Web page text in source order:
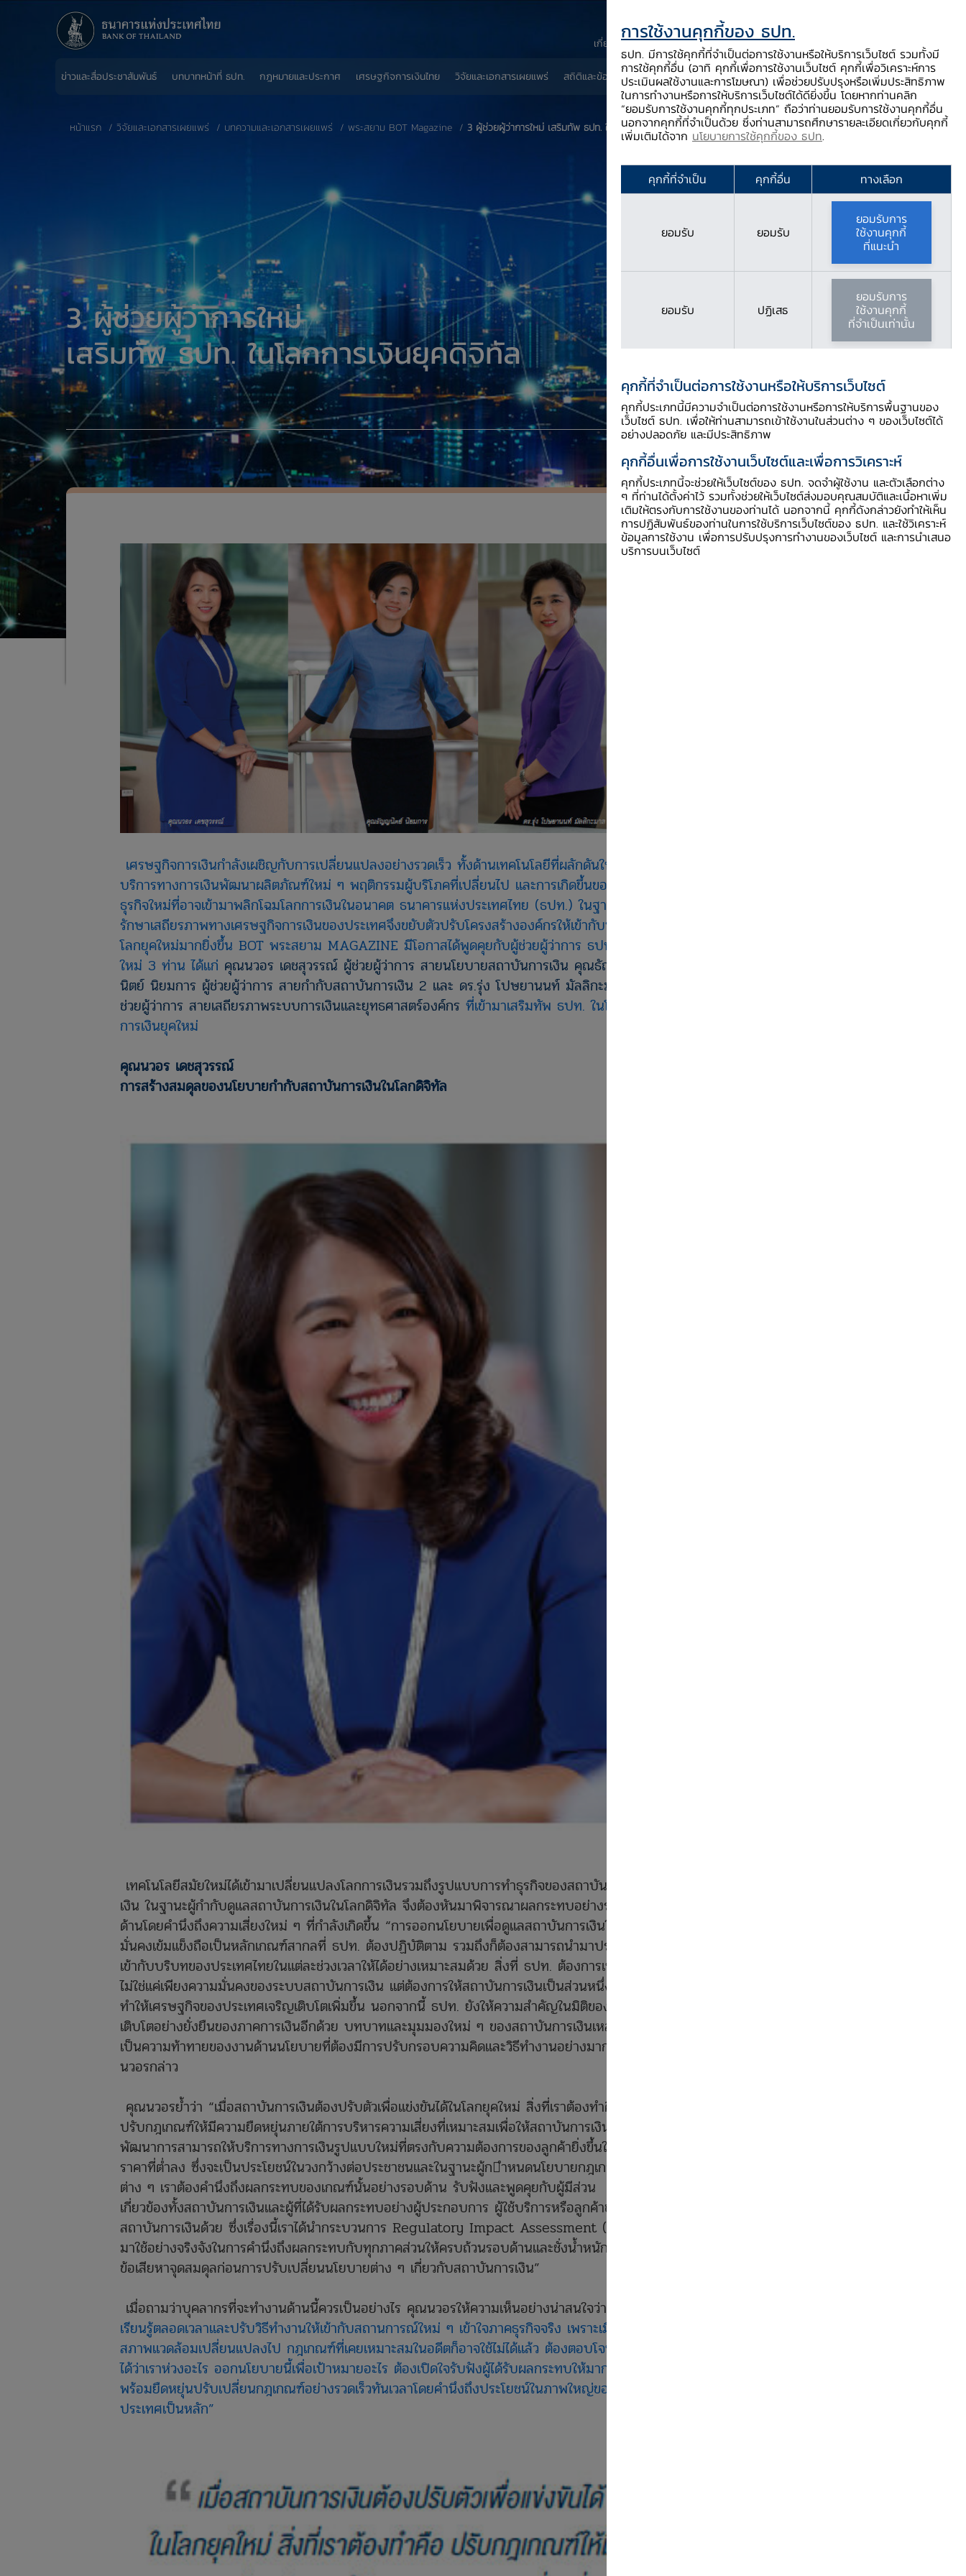
ข่าวและสื่อประชาสัมพันธ์ บทบาทหน้าที่ ธปท. กฎหมายและประกาศ เศรษฐกิจการเงินไทย วิจัยและเอกสารเผยแพร่ สถิติและข้อมูลเผยแพร่ บริการจาก ธปท. นวัตกรรมภาคการเงิน สตางค์ Story
เกี่ยวกับ ธปท. ติดต่อเรา ช่วยเหลือ / ร้องเรียน EN
หน้าแรก วิจัยและเอกสารเผยแพร่ บทความและเอกสารเผยแพร่ พระสยาม BOT Magazine 3 ผู้ช่วยผู้ว่าการใหม่ เสริมทัพ ธปท. ในโลกการเงินยุคดิจิทัล
3 ผู้ช่วยผู้ว่าการใหม่
เสริมทัพ ธปท. ในโลกการเงินยุคดิจิทัล
เศรษฐกิจการเงินกำลังเผชิญกับการเปลี่ยนแปลงอย่างรวดเร็ว ทั้งด้านเทคโนโลยีที่ผลักดันให้ผู้ให้
บริการทางการเงินพัฒนาผลิตภัณฑ์ใหม่ ๆ พฤติกรรมผู้บริโภคที่เปลี่ยนไป และการเกิดขึ้นของ
ธุรกิจใหม่ที่อาจเข้ามาพลิกโฉมโลกการเงินในอนาคต ธนาคารแห่งประเทศไทย (ธปท.) ในฐานะผู้
รักษาเสถียรภาพทางเศรษฐกิจการเงินของประเทศจึงขยับตัวปรับโครงสร้างองค์กรให้เข้ากับบริบท
โลกยุคใหม่มากยิ่งขึ้น BOT พระสยาม MAGAZINE มีโอกาสได้พูดคุยกับผู้ช่วยผู้ว่าการ ธปท.
ใหม่ 3 ท่าน ได้แก่ คุณนวอร เดชสุวรรณ์ ผู้ช่วยผู้ว่าการ สายนโยบายสถาบันการเงิน คุณธัญญ
นิตย์ นิยมการ ผู้ช่วยผู้ว่าการ สายกำกับสถาบันการเงิน 2 และ ดร.รุ่ง โปษยานนท์ มัลลิกะมาส ผู้
ช่วยผู้ว่าการ สายเสถียรภาพระบบการเงินและยุทธศาสตร์องค์กร ที่เข้ามาเสริมทัพ ธปท. ในโลก
การเงินยุคใหม่
คุณนวอร เดชสุวรรณ์
การสร้างสมดุลของนโยบายกำกับสถาบันการเงินในโลกดิจิทัล
​ เทคโนโลยีสมัยใหม่ได้เข้ามาเปลี่ยนแปลงโลกการเงินรวมถึงรูปแบบการทำธุรกิจของสถาบันการ
เงิน ในฐานะผู้กำกับดูแลสถาบันการเงินในโลกดิจิทัล จึงต้องหันมาพิจารณาผลกระทบอย่างรอบ
ด้านโดยคำนึงถึงความเสี่ยงใหม่ ๆ ที่กำลังเกิดขึ้น “การออกนโยบายเพื่อดูแลสถาบันการเงินให้
มั่นคงเข้มแข็งถือเป็นหลักเกณฑ์สากลที่ ธปท. ต้องปฏิบัติตาม รวมถึงก็ต้องสามารถนำมาประยุกต์
เข้ากับบริบทของประเทศไทยในแต่ละช่วงเวลาให้ได้อย่างเหมาะสมด้วย สิ่งที่ ธปท. ต้องการเห็น
ไม่ใช่แค่เพียงความมั่นคงของระบบสถาบันการเงิน แต่ต้องการให้สถาบันการเงินเป็นส่วนหนึ่งที่
ทำให้เศรษฐกิจของประเทศเจริญเติบโตเพิ่มขึ้น นอกจากนี้ ธปท. ยังให้ความสำคัญในมิติของการ
เติบโตอย่างยั่งยืนของภาคการเงินอีกด้วย บทบาทและมุมมองใหม่ ๆ ของสถาบันการเงินเหล่านี้จึง
เป็นความท้าทายของงานด้านนโยบายที่ต้องมีการปรับกรอบความคิดและวิธีทำงานอย่างมาก” คุณ
นวอรกล่าว
​ คุณนวอรย้ำว่า “เมื่อสถาบันการเงินต้องปรับตัวเพื่อแข่งขันได้ในโลกยุคใหม่ สิ่งที่เราต้องทำคือ
ปรับกฎเกณฑ์ให้มีความยืดหยุ่นภายใต้การบริหารความเสี่ยงที่เหมาะสมเพื่อให้สถาบันการเงินมี
พัฒนาการสามารถให้บริการทางการเงินรูปแบบใหม่ที่ตรงกับความต้องการของลูกค้ายิ่งขึ้นใน
ราคาที่ต่ำลง ซึ่งจะเป็นประโยชน์ในวงกว้างต่อประชาชนและในฐานะผู้ก􀁬ำหนดนโยบายกฎเกณฑ์
ต่าง ๆ เราต้องคำนึงถึงผลกระทบของเกณฑ์นั้นอย่างรอบด้าน รับฟังและพูดคุยกับผู้มีส่วน
เกี่ยวข้องทั้งสถาบันการเงินและผู้ที่ได้รับผลกระทบอย่างผู้ประกอบการ ผู้ใช้บริการหรือลูกค้าของ
สถาบันการเงินด้วย ซึ่งเรื่องนี้เราได้นำกระบวนการ Regulatory Impact Assessment (RIA)
มาใช้อย่างจริงจังในการคำนึงถึงผลกระทบกับทุกภาคส่วนให้ครบถ้วนรอบด้านและชั่งน้ำหนักข้อดี
ข้อเสียหาจุดสมดุลก่อนการปรับเปลี่ยนนโยบายต่าง ๆ เกี่ยวกับสถาบันการเงิน”
​ เมื่อถามว่าบุคลากรที่จะทำงานด้านนี้ควรเป็นอย่างไร คุณนวอรให้ความเห็นอย่างน่าสนใจว่า
เรียนรู้ตลอดเวลาและปรับวิธีทำงานให้เข้ากับสถานการณ์ใหม่ ๆ เข้าใจภาคธุรกิจจริง เพราะเมื่อ
สภาพแวดล้อมเปลี่ยนแปลงไป กฎเกณฑ์ที่เคยเหมาะสมในอดีตก็อาจใช้ไม่ได้แล้ว ต้องตอบโจทย์ให้
ได้ว่าเราห่วงอะไร ออกนโยบายนี้เพื่อเป้าหมายอะไร ต้องเปิดใจรับฟังผู้ได้รับผลกระทบให้มาก
พร้อมยืดหยุ่นปรับเปลี่ยนกฎเกณฑ์อย่างรวดเร็วทันเวลาโดยคำนึงถึงประโยชน์ในภาพใหญ่ของ
ประเทศเป็นหลัก”
การใช้งานคุกกี้ของ ธปท.
ธปท. มีการใช้คุกกี้ที่จำเป็นต่อการใช้งานหรือให้บริการเว็บไซต์ รวมทั้งมี
การใช้คุกกี้อื่น (อาทิ คุกกี้เพื่อการใช้งานเว็บไซต์ คุกกี้เพื่อวิเคราะห์การ
ประเมินผลใช้งานและการโฆษณา) เพื่อช่วยปรับปรุงหรือเพิ่มประสิทธิภาพ
ในการทำงานหรือการให้บริการเว็บไซต์ได้ดียิ่งขึ้น โดยหากท่านคลิก
“ยอมรับการใช้งานคุกกี้ทุกประเภท” ถือว่าท่านยอมรับการใช้งานคุกกี้อื่น
นอกจากคุกกี้ที่จำเป็นด้วย ซึ่งท่านสามารถศึกษารายละเอียดเกี่ยวกับคุกกี้
เพิ่มเติมได้จาก นโยบายการใช้คุกกี้ของ ธปท.
คุกกี้ที่จำเป็น คุกกี้อื่น ทางเลือก
ยอมรับ ยอมรับ
ยอมรับการ
ใช้งานคุกกี้
ที่แนะนำ
ยอมรับ ปฏิเสธ
ยอมรับการ
ใช้งานคุกกี้
ที่จำเป็นเท่านั้น
คุกกี้ที่จำเป็นต่อการใช้งานหรือให้บริการเว็บไซต์
คุกกี้ประเภทนี้มีความจำเป็นต่อการใช้งานหรือการให้บริการพื้นฐานของ
เว็บไซต์ ธปท. เพื่อให้ท่านสามารถเข้าใช้งานในส่วนต่าง ๆ ของเว็บไซต์ได้
อย่างปลอดภัย และมีประสิทธิภาพ
คุกกี้อื่นเพื่อการใช้งานเว็บไซต์และเพื่อการวิเคราะห์
คุกกี้ประเภทนี้จะช่วยให้เว็บไซต์ของ ธปท. จดจำผู้ใช้งาน และตัวเลือกต่าง
ๆ ที่ท่านได้ตั้งค่าไว้ รวมทั้งช่วยให้เว็บไซต์ส่งมอบคุณสมบัติและเนื้อหาเพิ่ม
เติมให้ตรงกับการใช้งานของท่านได้ นอกจากนี้ คุกกี้ดังกล่าวยังทำให้เห็น
การปฏิสัมพันธ์ของท่านในการใช้บริการเว็บไซต์ของ ธปท. และใช้วิเคราะห์
ข้อมูลการใช้งาน เพื่อการปรับปรุงการทำงานของเว็บไซต์ และการนำเสนอ
บริการบนเว็บไซต์